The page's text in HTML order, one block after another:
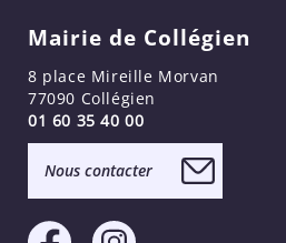
Mairie de Collégien
8 place Mireille Morvan
77090 Collégien
01 60 35 40 00
Nous contacter